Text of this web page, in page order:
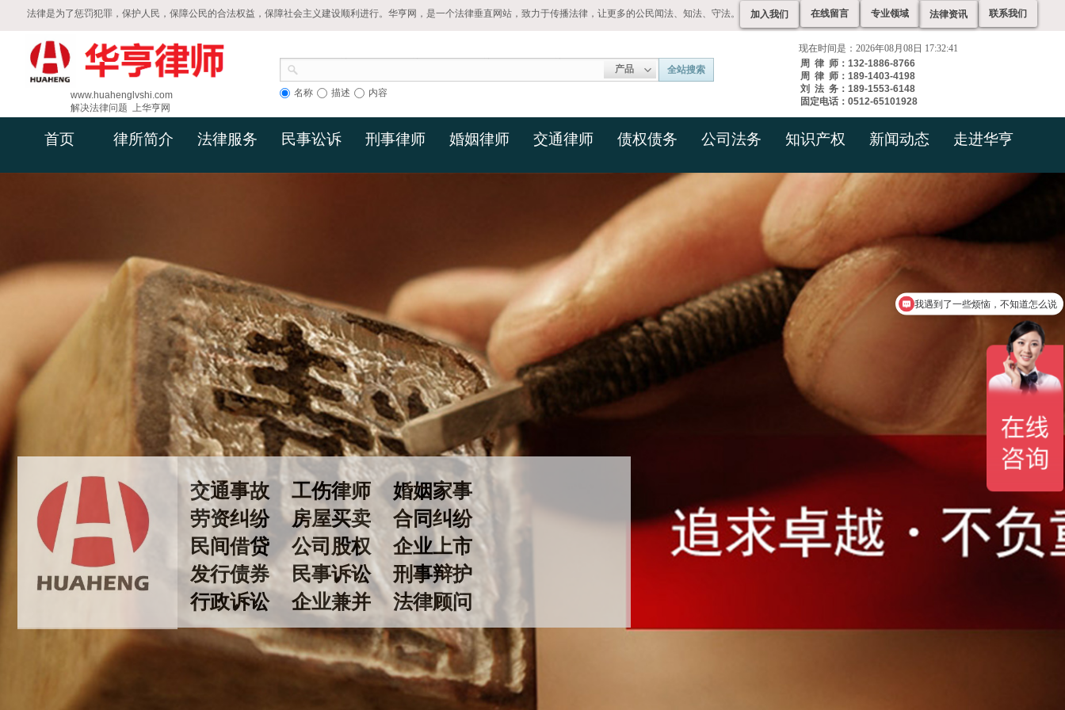
法律是为了惩罚犯罪，保护人民，保障公民的合法权益，保障社会主义建设顺利进行。华亨网，是一个法律垂直网站，致力于传播法律，让更多的公民闻法、知法、守法。 在线留言 专业领域 法律资讯 联系我们
加入我们
现在时间是：2026年08月08日 17:32:41
产品
全站搜索
名称 描述 内容
www.huahenglvshi.com
解决法律问题 上华亨网
周 律 师：132-1886-8766
周 律 师：189-1403-4198
刘 法 务：189-1553-6148
固定电话：0512-65101928
首页 律所简介 法律服务 民事讼诉 刑事律师 婚姻律师 交通律师 债权债务 公司法务 知识产权 新闻动态 走进华亨
交通事故 工伤律师 婚姻家事
劳资纠纷
房屋买卖 合同纠纷
民间借贷公司股权企业上市
发行债券
民事诉讼 刑事辩护
行政诉讼 企业兼并 法律顾问
我遇到了一些烦恼，不知道怎么说
你们是怎么收费的呢